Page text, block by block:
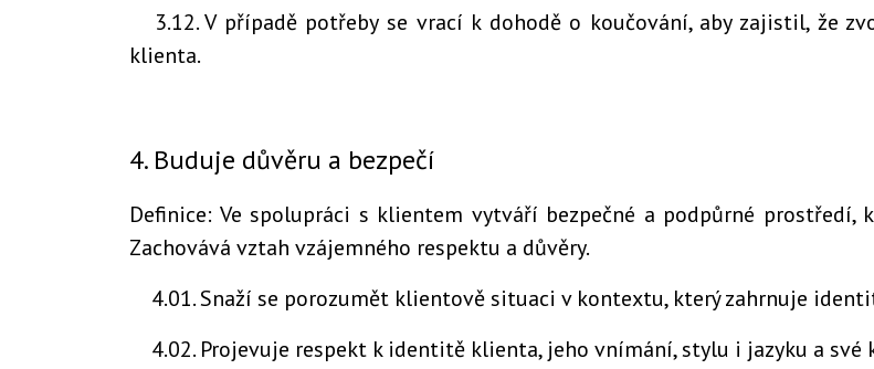
3.12. V případě potřeby se vrací k dohodě o koučování, aby zajistil, že
klienta.
4. Buduje důvěru a bezpečí
Definice: Ve spolupráci s klientem vytváří bezpečné a podpůrné
Zachovává vztah vzájemného respektu a důvěry.
4.01. Snaží se porozumět klientově situaci v kontextu, který zahrnuje
4.02. Projevuje respekt k identitě klienta, jeho vnímání, stylu i jazyku a